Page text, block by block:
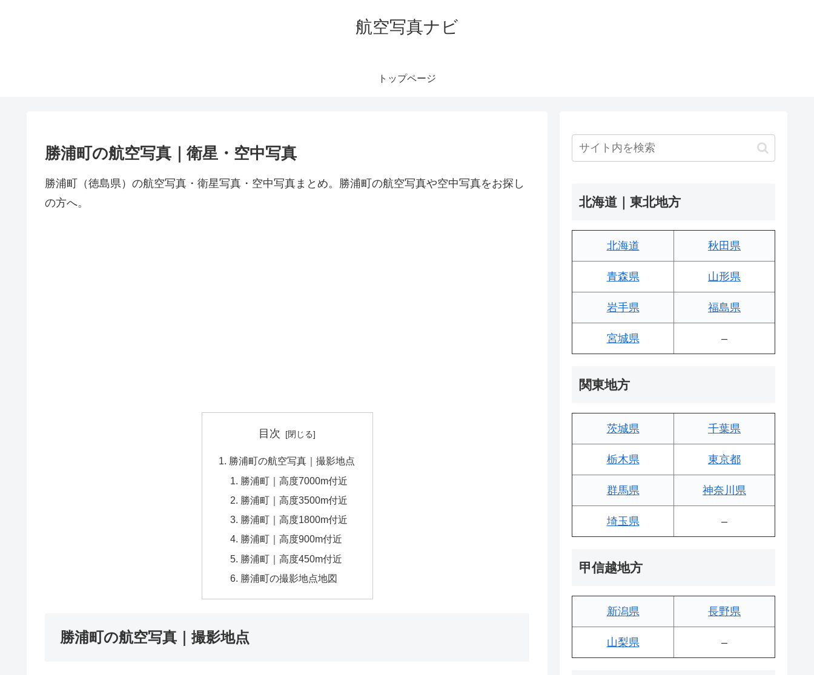
航空写真ナビ
トップページ
勝浦町の航空写真｜衛星・空中写真
勝浦町（徳島県）の航空写真・衛星写真・空中写真まとめ。勝浦町の航空写真や空中写真をお探し
の方へ。
目次
勝浦町の航空写真｜撮影地点
勝浦町｜高度7000m付近
勝浦町｜高度3500m付近
勝浦町｜高度1800m付近
勝浦町｜高度900m付近
勝浦町｜高度450m付近
勝浦町の撮影地点地図
勝浦町の航空写真｜撮影地点
北海道｜東北地方
北海道 秋田県
青森県 山形県
岩手県 福島県
宮城県 –
関東地方
茨城県 千葉県
栃木県 東京都
群馬県 神奈川県
埼玉県 –
甲信越地方
新潟県 長野県
山梨県 –